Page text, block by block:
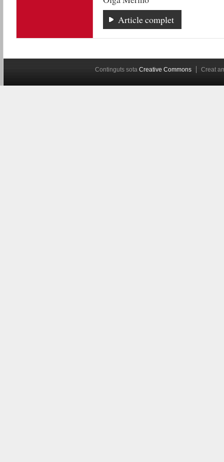
Article complet
Continguts sota Creative Commons Creat